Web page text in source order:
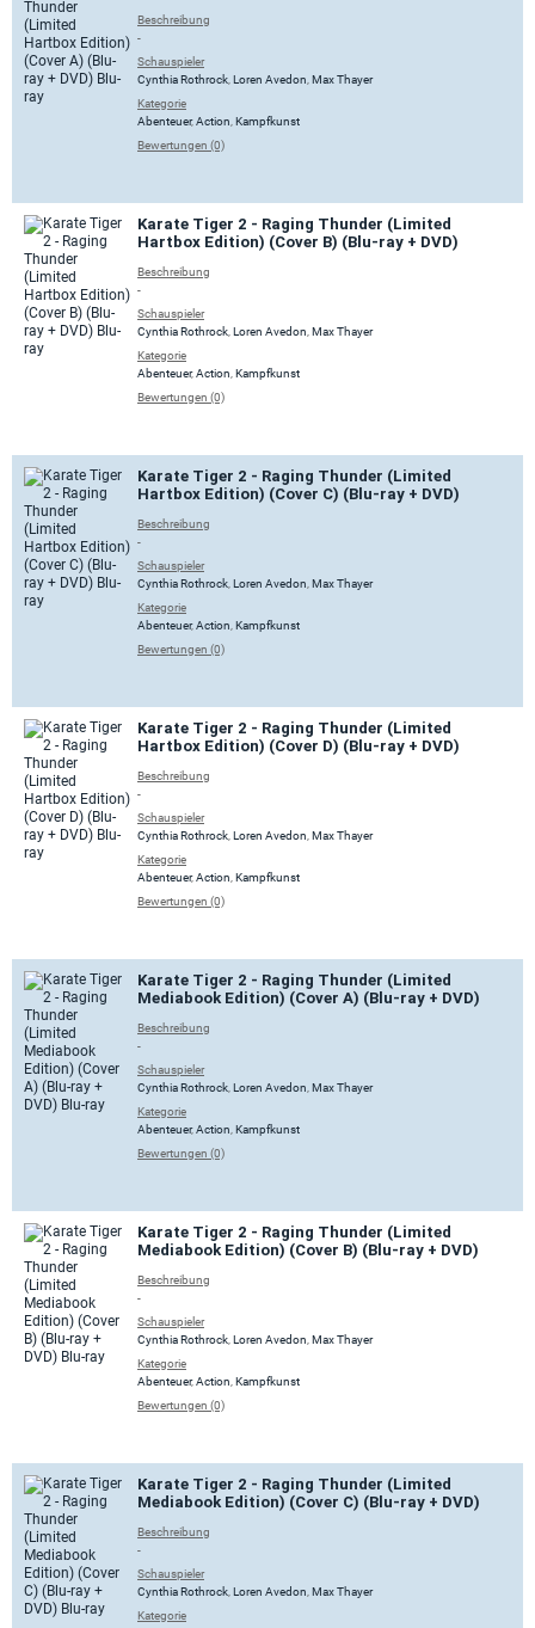
Beschreibung
-
Schauspieler
Cynthia Rothrock Loren Avedon Max Thayer
Kategorie
Abenteuer,Action Kampfkunst
Bewertungen (0)
Karate Tiger 2 - Raging Thunder (Limited
Hartbox Edition) (Cover B) (Blu-ray + DVD)
Beschreibung
-
Schauspieler
Cynthia Rothrock Loren Avedon Max Thayer
Kategorie
Abenteuer,Action Kampfkunst
Bewertungen (0)
Karate Tiger 2 - Raging Thunder (Limited
Hartbox Edition) (Cover C) (Blu-ray + DVD)
Beschreibung
-
Schauspieler
Cynthia Rothrock Loren Avedon Max Thayer
Kategorie
Abenteuer,Action Kampfkunst
Bewertungen (0)
Karate Tiger 2 - Raging Thunder (Limited
Hartbox Edition) (Cover D) (Blu-ray + DVD)
Beschreibung
-
Schauspieler
Cynthia Rothrock Loren Avedon Max Thayer
Kategorie
Abenteuer,Action Kampfkunst
Bewertungen (0)
Karate Tiger 2 - Raging Thunder (Limited
Mediabook Edition) (Cover A) (Blu-ray + DVD)
Beschreibung
-
Schauspieler
Cynthia Rothrock Loren Avedon Max Thayer
Kategorie
Abenteuer,Action Kampfkunst
Bewertungen (0)
Karate Tiger 2 - Raging Thunder (Limited
Mediabook Edition) (Cover B) (Blu-ray + DVD)
Beschreibung
-
Schauspieler
Cynthia Rothrock Loren Avedon Max Thayer
Kategorie
Abenteuer,Action Kampfkunst
Bewertungen (0)
Karate Tiger 2 - Raging Thunder (Limited
Mediabook Edition) (Cover C) (Blu-ray + DVD)
Beschreibung
-
Schauspieler
Cynthia Rothrock Loren Avedon Max Thayer
Kategorie